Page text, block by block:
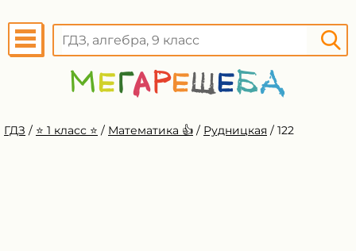
ГДЗ / ⭐️ 1 класс ⭐️ / Математика 👍 / Рудницкая / 122